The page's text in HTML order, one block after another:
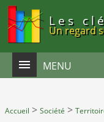
Les
Un regard
MENU
Accueil > Société >
Panneau de gestion